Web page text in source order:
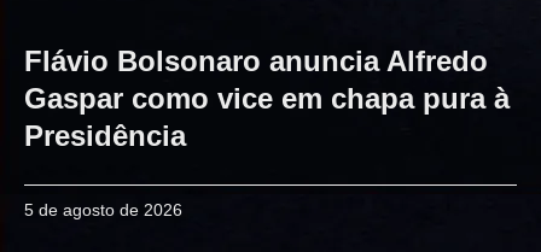
Flávio Bolsonaro anuncia Alfredo
Gaspar como vice em chapa pura à
Presidência
5 de agosto de 2026